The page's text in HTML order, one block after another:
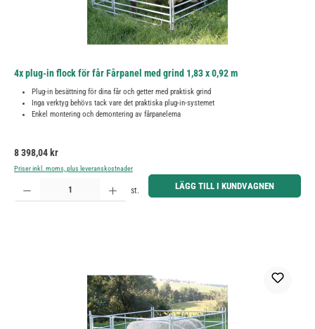
4x plug-in flock för får Fårpanel med grind 1,83 x 0,92 m
Plug-in besättning för dina får och getter med praktisk grind
Inga verktyg behövs tack vare det praktiska plug-in-systemet
Enkel montering och demontering av fårpanelerna
Ordinarie pris:
8 398,04 kr
Priser inkl. moms, plus leveranskostnader
Produktkvantitet: Ange önskat belopp eller använd knapparna för att öka eller minska kvantiteten.
st. LÄGG TILL I KUNDVAGNEN